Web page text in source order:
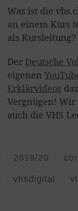
Was ist die
an einem Kurs
als Kursleitung?
Der Deutsche
eigenen
Erklärvideos
Vergnügen! Wir
auch die VHS
2019/20
vhsdigital